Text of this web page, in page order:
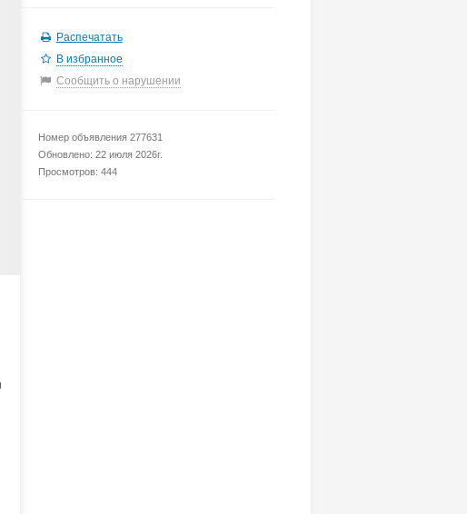
Распечатать
В избранное
Сообщить о нарушении
Номер объявления 277631
Обновлено: 22 июля 2026г.
Просмотров: 444